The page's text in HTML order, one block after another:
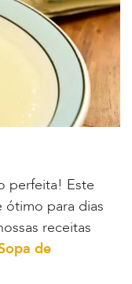
perfeita! Este
para dias
receitas
de